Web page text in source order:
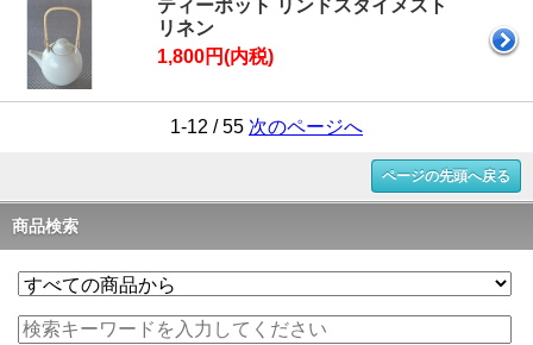
ティーポット リンドスタイメスト
リネン
1,800円(内税)
1-12 / 55 次のページへ
ページの先頭へ戻る
商品検索